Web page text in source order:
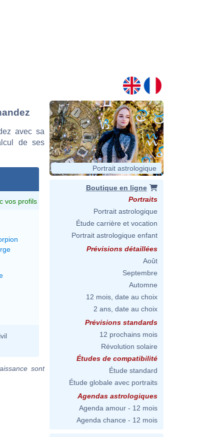
avec sa
de ses
vos profils
sont
Portrait astrologique
Boutique en ligne
Portraits
Portrait astrologique
Étude carrière et vocation
Portrait astrologique enfant
Prévisions détaillées
Août
Septembre
Automne
12 mois, date au choix
2 ans, date au choix
Prévisions standards
12 prochains mois
Révolution solaire
Études de compatibilité
Étude standard
Étude globale avec portraits
Agendas astrologiques
Agenda amour - 12 mois
Agenda chance - 12 mois